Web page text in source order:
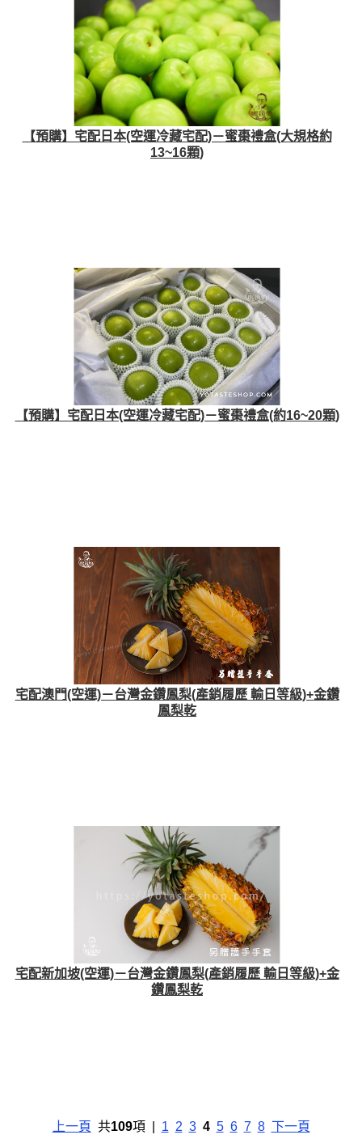
【預購】宅配日本(空運冷藏宅配)－蜜棗禮盒(大規格約
13~16顆)
【預購】宅配日本(空運冷藏宅配)－蜜棗禮盒(約16~20顆)
宅配澳門(空運)－台灣金鑽鳳梨(產銷履歷 輸日等級)+金鑽
鳳梨乾
宅配新加坡(空運)－台灣金鑽鳳梨(產銷履歷 輸日等級)+金
鑽鳳梨乾
上一頁 共109項 | 1 2 3 4 5 6 7 8 下一頁